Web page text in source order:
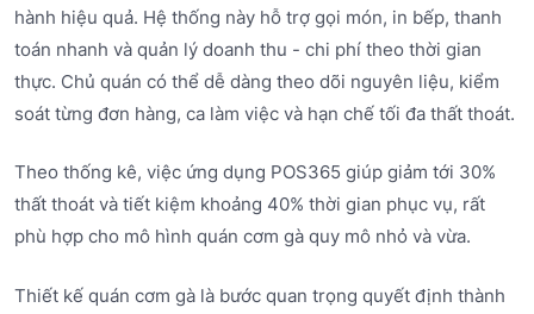
hành hiệu quả. Hệ thống này hỗ trợ gọi món, in bếp, thanh
toán nhanh và quản lý doanh thu - chi phí theo thời gian
thực. Chủ quán có thể dễ dàng theo dõi nguyên liệu, kiểm
soát từng đơn hàng, ca làm việc và hạn chế tối đa thất thoát.
Theo thống kê, việc ứng dụng POS365 giúp giảm tới 30%
thất thoát và tiết kiệm khoảng 40% thời gian phục vụ, rất
phù hợp cho mô hình quán cơm gà quy mô nhỏ và vừa.
Thiết kế quán cơm gà là bước quan trọng quyết định thành